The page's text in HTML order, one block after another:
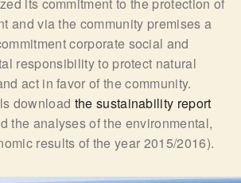
and via the community premises a
corporate social and
responsibility to protect natural
act in favor of the community.
download the sustainability report
the analyses of the environmental,
results of the year 2015/2016).